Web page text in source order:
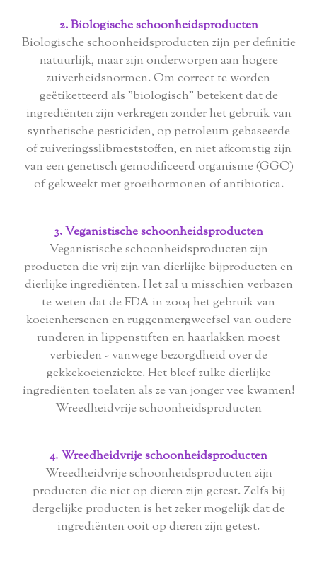
2. Biologische schoonheidsproducten
Biologische schoonheidsproducten zijn per definitie
natuurlijk, maar zijn onderworpen aan hogere
zuiverheidsnormen. Om correct te worden
geëtiketteerd als "biologisch" betekent dat de
ingrediënten zijn verkregen zonder het gebruik van
synthetische pesticiden, op petroleum gebaseerde
of zuiveringsslibmeststoffen, en niet afkomstig zijn
van een genetisch gemodificeerd organisme (GGO)
of gekweekt met groeihormonen of antibiotica.
3. Veganistische schoonheidsproducten
Veganistische schoonheidsproducten zijn
producten die vrij zijn van dierlijke bijproducten en
dierlijke ingrediënten. Het zal u misschien verbazen
te weten dat de FDA in 2004 het gebruik van
koeienhersenen en ruggenmergweefsel van oudere
runderen in lippenstiften en haarlakken moest
verbieden - vanwege bezorgdheid over de
gekkekoeienziekte. Het bleef zulke dierlijke
ingrediënten toelaten als ze van jonger vee kwamen!
Wreedheidvrije schoonheidsproducten
4. Wreedheidvrije schoonheidsproducten
Wreedheidvrije schoonheidsproducten zijn
producten die niet op dieren zijn getest. Zelfs bij
dergelijke producten is het zeker mogelijk dat de
ingrediënten ooit op dieren zijn getest.